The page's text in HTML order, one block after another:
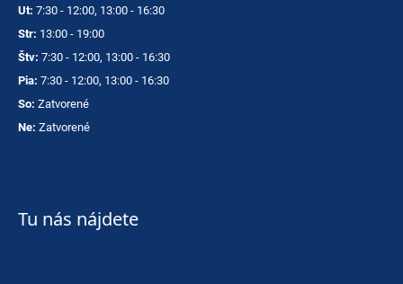
Ut: 7:30 - 12:00, 13:00 - 16:30
Str: 13:00 - 19:00
Štv: 7:30 - 12:00, 13:00 - 16:30
Pia: 7:30 - 12:00, 13:00 - 16:30
So: Zatvorené
Ne: Zatvorené
Tu nás nájdete